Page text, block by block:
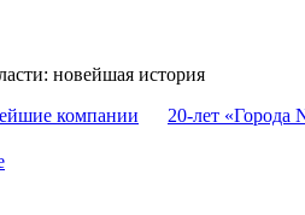
новейшая история
компании 20-лет «Города